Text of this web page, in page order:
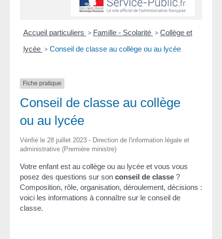
Accueil particuliers > Famille - Scolarité > Collège et
lycée > Conseil de classe au collège ou au lycée
Fiche pratique
Conseil de classe au collège
ou au lycée
Vérifié le 28 juillet 2023 - Direction de l'information légale et
administrative (Première ministre)
Votre enfant est au collège ou au lycée et vous vous
posez des questions sur son conseil de classe ?
Composition, rôle, organisation, déroulement, décisions :
voici les informations à connaître sur le conseil de
classe.